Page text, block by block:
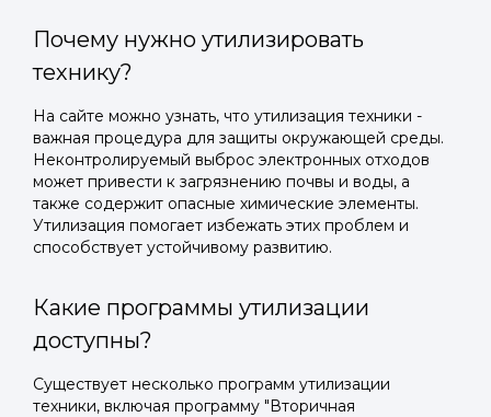
Почему нужно утилизировать
технику?
На сайте можно узнать, что утилизация техники -
важная процедура для защиты окружающей среды.
Неконтролируемый выброс электронных отходов
может привести к загрязнению почвы и воды, а
также содержит опасные химические элементы.
Утилизация помогает избежать этих проблем и
способствует устойчивому развитию.
Какие программы утилизации
доступны?
Существует несколько программ утилизации
техники, включая программу "Вторичная